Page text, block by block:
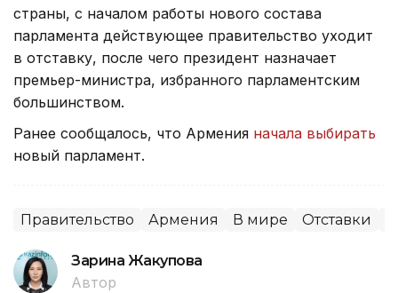
страны, с началом работы нового состава
парламента действующее правительство уходит
в отставку, после чего президент назначает
премьер-министра, избранного парламентским
большинством.
Ранее сообщалось, что Армения начала выбирать
новый парламент.
Правительство Армения В мире Отставки
Зарина Жакупова
Автор